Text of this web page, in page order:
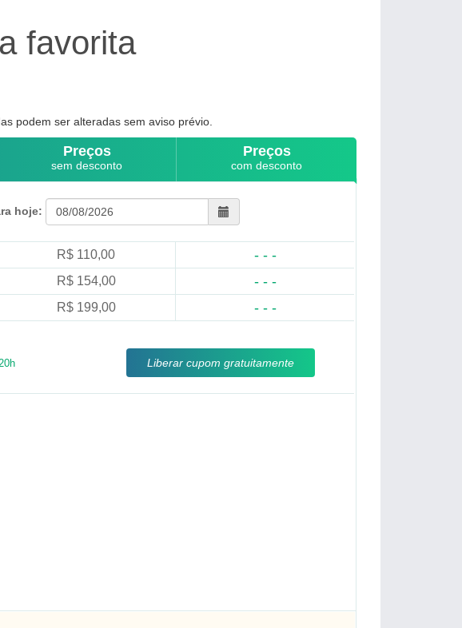
favorita
podem ser alteradas sem aviso prévio.
Preços
sem desconto
Preços
com desconto
hoje:
R$ 110,00 - - -
R$ 154,00 - - -
R$ 199,00 - - -
Liberar cupom gratuitamente